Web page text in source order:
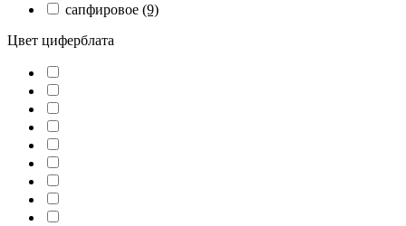
сапфировое (9)
Цвет циферблата